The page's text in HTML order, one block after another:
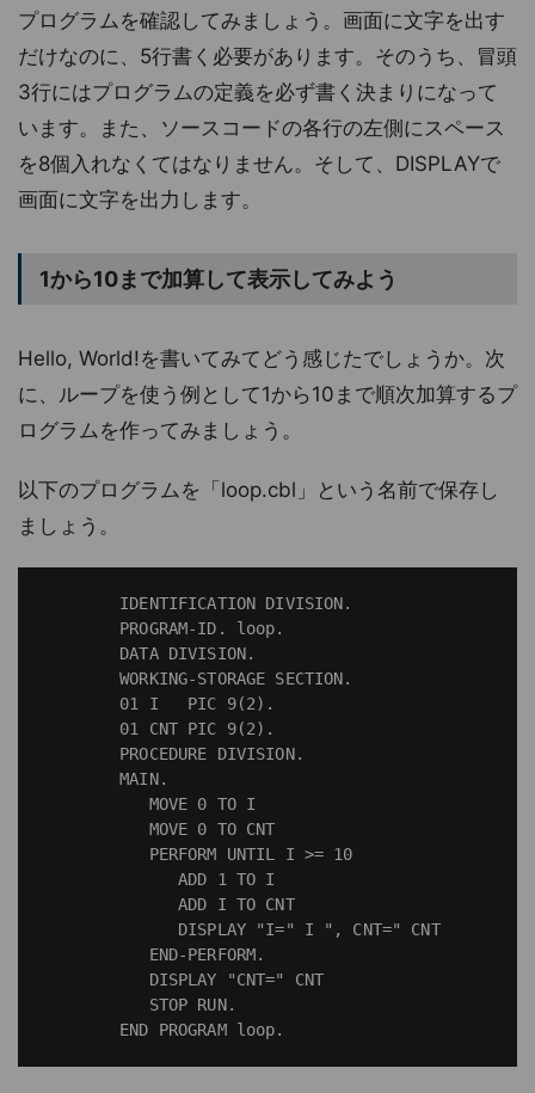
プログラムを確認してみましょう。画面に文字を出す
だけなのに、5行書く必要があります。そのうち、冒頭
3行にはプログラムの定義を必ず書く決まりになって
います。また、ソースコードの各行の左側にスペース
を8個入れなくてはなりません。そして、DISPLAYで
画面に文字を出力します。
1から10まで加算して表示してみよう
Hello, World!を書いてみてどう感じたでしょうか。次
に、ループを使う例として1から10まで順次加算するプ
ログラムを作ってみましょう。
以下のプログラムを「loop.cbl」という名前で保存し
ましょう。
        IDENTIFICATION DIVISION.
        PROGRAM-ID. loop.
        DATA DIVISION.
        WORKING-STORAGE SECTION.
        01 I   PIC 9(2).
        01 CNT PIC 9(2).
        PROCEDURE DIVISION.
        MAIN.
           MOVE 0 TO I
           MOVE 0 TO CNT
           PERFORM UNTIL I >= 10
              ADD 1 TO I
              ADD I TO CNT
              DISPLAY "I=" I ", CNT=" CNT
           END-PERFORM.
           DISPLAY "CNT=" CNT
           STOP RUN.